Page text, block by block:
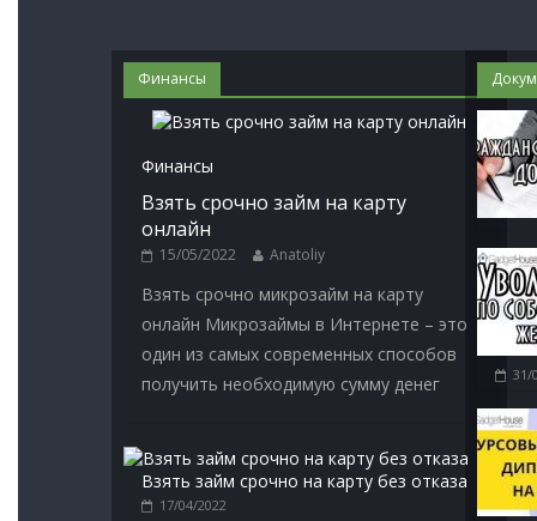
Финансы
Финансы
Взять срочно займ на карту
онлайн
15/05/2022 Anatoliy
Взять срочно микрозайм на карту
онлайн Микрозаймы в Интернете – это
один из самых современных способов
получить необходимую сумму денег
Взять займ срочно на карту без отказа
17/04/2022
31/